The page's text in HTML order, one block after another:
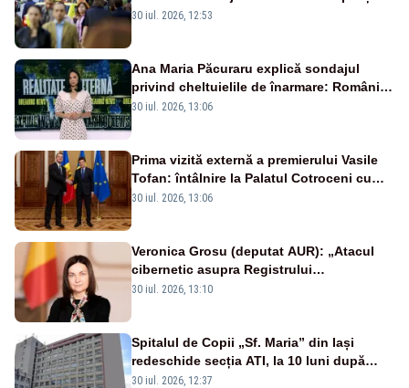
reală și industrie locală – SONDAJ
30 iul. 2026, 12:53
Ana Maria Păcuraru explică sondajul
privind cheltuielile de înarmare: Românii
cer transparență în achiziții și un echilibru
30 iul. 2026, 13:06
Prima vizită externă a premierului Vasile
Tofan: întâlnire la Palatul Cotroceni cu
președintele Nicușor Dan
30 iul. 2026, 13:06
Veronica Grosu (deputat AUR): „Atacul
cibernetic asupra Registrului
Proprietăților transmite un semnal de
30 iul. 2026, 13:10
Spitalul de Copii „Sf. Maria” din Iași
redeschide secția ATI, la 10 luni după
moartea a 7 copii
30 iul. 2026, 12:37